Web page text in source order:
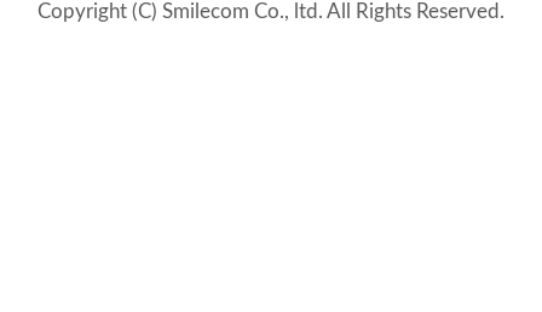
Copyright (C) Smilecom Co., ltd. All Rights Reserved.